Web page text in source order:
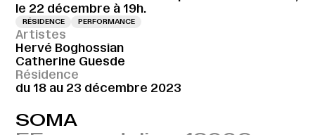
le 22 décembre à 19h.
RÉSIDENCE PERFORMANCE
Artistes
Hervé Boghossian
Catherine Guesde
Résidence
du 18 au 23 décembre 2023
SOMA